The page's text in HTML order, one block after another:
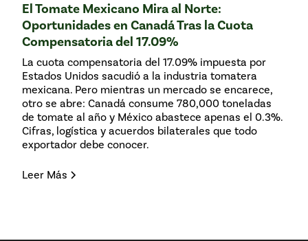
El Tomate Mexicano Mira al Norte:
Oportunidades en Canadá Tras la Cuota
Compensatoria del 17.09%
La cuota compensatoria del 17.09% impuesta por
Estados Unidos sacudió a la industria tomatera
mexicana. Pero mientras un mercado se encarece,
otro se abre: Canadá consume 780,000 toneladas
de tomate al año y México abastece apenas el 0.3%.
Cifras, logística y acuerdos bilaterales que todo
exportador debe conocer.
Leer Más